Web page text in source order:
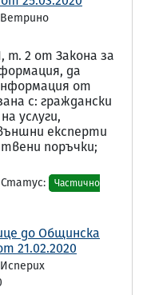
т. 2 от Закона за
да
от
с: граждански
услуги,
експерти
поръчки;
Статус:
Частично
до Общинска
21.02.2020